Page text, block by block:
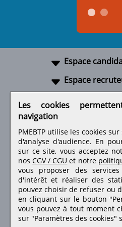
Espace
Espace
Retrouvez-nous sur
Les cookies
navigation
PMEBTP utilise les cookies
d'analyse d'audience. En
sur ce site, vous acceptez
nos CGV / CGU et notre
vous proposer des
d'intérêt et réaliser des
pouvez choisir de refuser ou
en cliquant sur le bouton
vous pouvez à tout moment
sur "Paramètres des cookies"